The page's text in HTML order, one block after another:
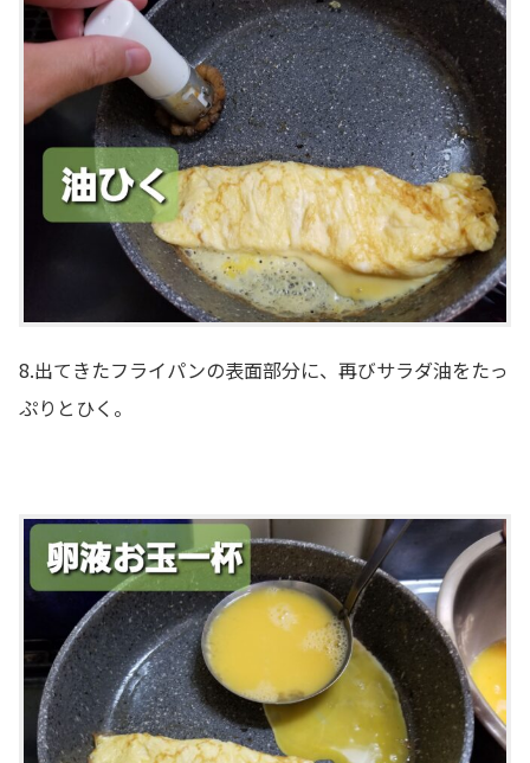
8.出てきたフライパンの表面部分に、再びサラダ油をたっ
ぷりとひく。